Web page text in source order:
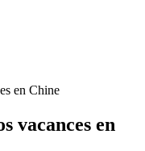
en Chine
vacances en